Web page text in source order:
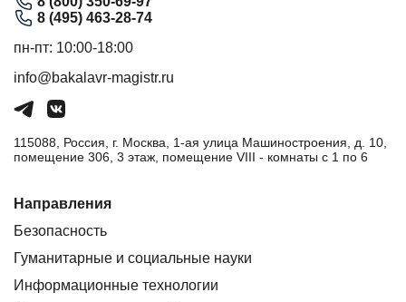
8 (495) 463-28-74
пн-пт: 10:00-18:00
info@bakalavr-magistr.ru
115088, Россия, г. Москва, 1-ая улица Машиностроения, д. 10,
помещение 306, 3 этаж, помещение VIII - комнаты с 1 по 6
Направления
Безопасность
Гуманитарные и социальные науки
Информационные технологии